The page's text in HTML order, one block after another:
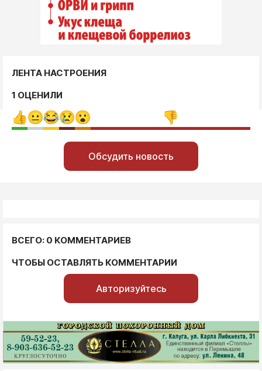
ЛЕНТА НАСТРОЕНИЯ
1 ОЦЕНИЛИ
Обсудить новость
ВСЕГО: 0 КОММЕНТАРИЕВ
ЧТОБЫ ОСТАВЛЯТЬ КОММЕНТАРИИ
Авторизуйтесь